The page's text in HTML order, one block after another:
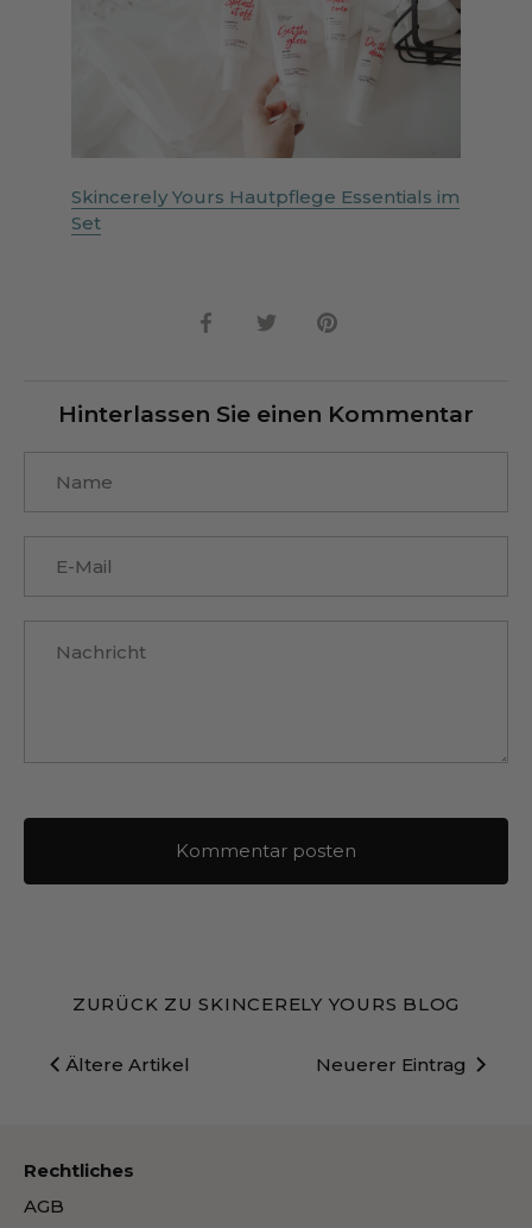
Skincerely Yours Hautpflege Essentials im
Set
TeilenTwitternPinnen
Hinterlassen Sie einen Kommentar
ZURÜCK ZU SKINCERELY YOURS BLOG
Ältere Artikel Neuerer Eintrag
Rechtliches
AGB